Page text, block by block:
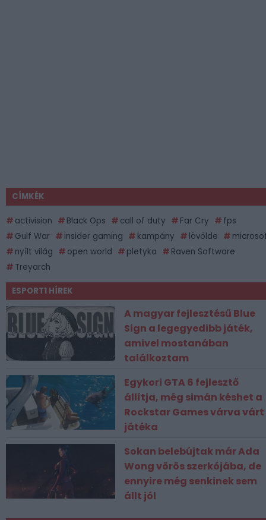
CÍMKÉK
activision Black Ops call of duty Far Cry
fps
Gulf War
insider gaming kampány lövölde
nyílt világ
open world pletyka
Raven Software
Treyarch
ESPORT1 HÍREK
A magyar fejlesztésű Blue
Sign a legegyedibb játék,
amivel mostanában
találkoztam
Egykori GTA 6 fejlesztő
állítja, még simán késhet a
Rockstar Games várva várt
játéka
Sokan belebújtak már Ada
Wong vörös szerkójába, de
ennyire még senkinek sem
állt jól